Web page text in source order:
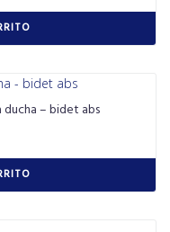
– bidet abs